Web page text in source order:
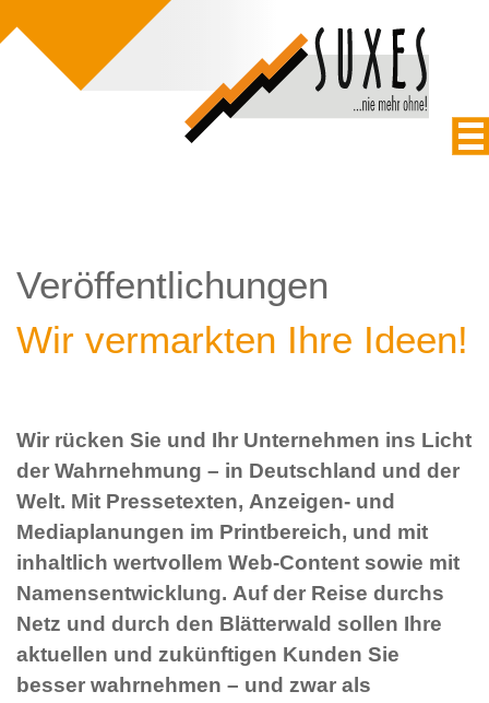
Veröffentlichungen
Wir vermarkten Ihre Ideen!
Wir rücken Sie und Ihr Unternehmen ins Licht
der Wahrnehmung – in Deutschland und der
Welt. Mit Pressetexten, Anzeigen- und
Mediaplanungen im Printbereich, und mit
inhaltlich wertvollem Web-Content sowie mit
Namensentwicklung. Auf der Reise durchs
Netz und durch den Blätterwald sollen Ihre
aktuellen und zukünftigen Kunden Sie
besser wahrnehmen – und zwar als